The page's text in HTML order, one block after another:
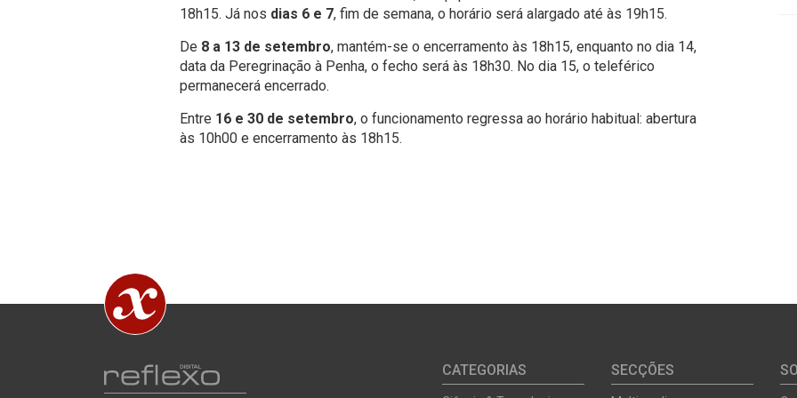
18h15. Já nos dias 6 e 7, fim de semana, o horário será alargado até às 19h15.
De 8 a 13 de setembro, mantém-se o encerramento às 18h15, enquanto no dia 14,
data da Peregrinação à Penha, o fecho será às 18h30. No dia 15, o teleférico
permanecerá encerrado.
Entre 16 e 30 de setembro, o funcionamento regressa ao horário habitual: abertura
às 10h00 e encerramento às 18h15.
CATEGORIAS SECÇÕES